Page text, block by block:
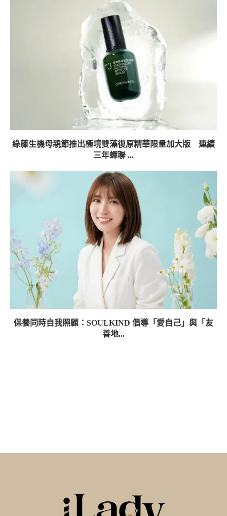
綠藤生機母親節推出極境雙藻復原精華限量加大版 連續
三年蟬聯 ...
保養同時自我照顧：SOULKIND 倡導「愛自己」與「友
善地...